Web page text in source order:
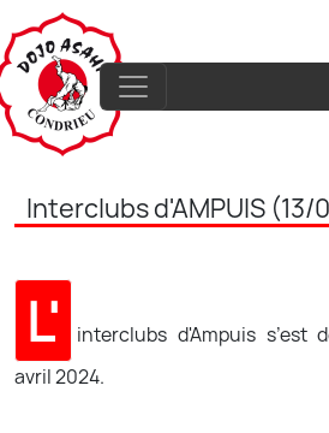
Interclubs d'AMPUIS (13/
L'
interclubs d'Ampuis s’est
avril 2024.